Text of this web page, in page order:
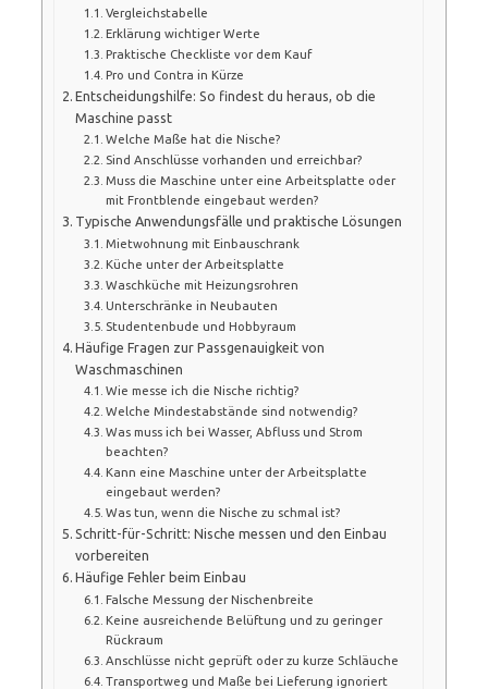
Vergleichstabelle
Erklärung wichtiger Werte
Praktische Checkliste vor dem Kauf
Pro und Contra in Kürze
Entscheidungshilfe: So findest du heraus, ob die
Maschine passt
Welche Maße hat die Nische?
Sind Anschlüsse vorhanden und erreichbar?
Muss die Maschine unter eine Arbeitsplatte oder
mit Frontblende eingebaut werden?
Typische Anwendungsfälle und praktische Lösungen
Mietwohnung mit Einbauschrank
Küche unter der Arbeitsplatte
Waschküche mit Heizungsrohren
Unterschränke in Neubauten
Studentenbude und Hobbyraum
Häufige Fragen zur Passgenauigkeit von
Waschmaschinen
Wie messe ich die Nische richtig?
Welche Mindestabstände sind notwendig?
Was muss ich bei Wasser, Abfluss und Strom
beachten?
Kann eine Maschine unter der Arbeitsplatte
eingebaut werden?
Was tun, wenn die Nische zu schmal ist?
Schritt-für-Schritt: Nische messen und den Einbau
vorbereiten
Häufige Fehler beim Einbau
Falsche Messung der Nischenbreite
Keine ausreichende Belüftung und zu geringer
Rückraum
Anschlüsse nicht geprüft oder zu kurze Schläuche
Transportweg und Maße bei Lieferung ignoriert